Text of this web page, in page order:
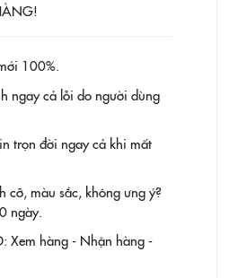
100%.
ngay cả lỗi do người dùng
trọn đời ngay cả khi mất
cỡ, màu sắc, không ưng ý?
ngày.
Xem hàng - Nhận hàng -